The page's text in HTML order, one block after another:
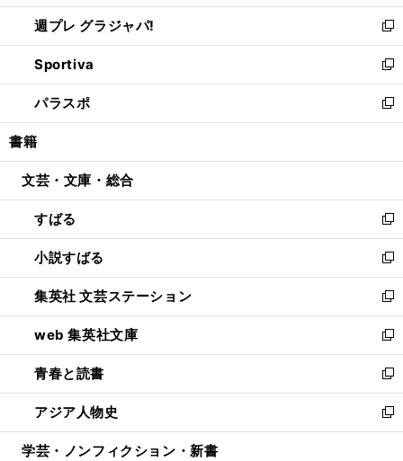
開
く
ウ
で
開
く
ウ
ィ
ン
ド
ウ
で
開
し
い
ウ
ィ
ン
ド
ウ
開
週プレ グラジャパ!
新
し
い
ウ
ィ
ン
ウ
開
く
Sportiva
新
し
い
ウ
ン
ウ
で
開
く
パラスポ
新
し
ウ
ン
ド
ウ
で
開
く
書籍
文芸・文庫・総合
すばる
新
し
い
ウ
ィ
ン
ド
ウ
で
開
く
小説すばる
新
し
い
ウ
ィ
ン
ド
ウ
で
開
集英社 文芸ステーション
新
し
い
ウ
ィ
ン
ド
ウ
web 集英社文庫
新
し
い
ウ
ィ
ン
青春と読書
新
し
い
ウ
アジア人物史
新
し
学芸・ノンフィクション・新書